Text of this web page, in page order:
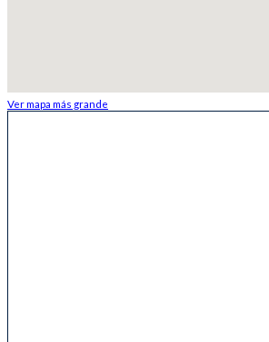
Ver mapa más grande